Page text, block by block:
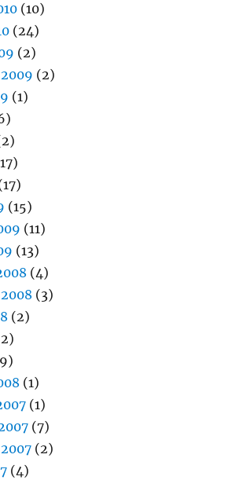
(10)
(24)
(2)
(2)
(1)
(15)
(11)
(13)
(4)
(3)
(2)
(1)
(1)
(7)
(2)
(4)